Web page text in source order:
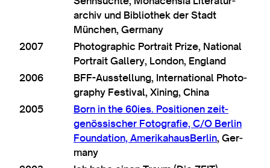
archiv und Bib­lio­thek der Stadt
München, Germany
2007
Pho­to­graph­ic Por­trait Prize, Nation­al
Por­trait Gal­lery, Lon­don, England
2006
BFF-Aus­s­tel­lung, Inter­na­tion­al Pho­to­
graphy Fest­iv­al, Xin­ing, China
2005
Born in the 60ies. Posi­tion­en zeit­
genöss­is­cher Foto­grafie, C/O Ber­lin
Found­a­tion, Amerika­haus­Ber­lin, Ger­
many